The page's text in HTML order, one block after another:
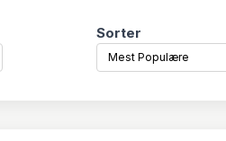
Sorter
Mest Populære